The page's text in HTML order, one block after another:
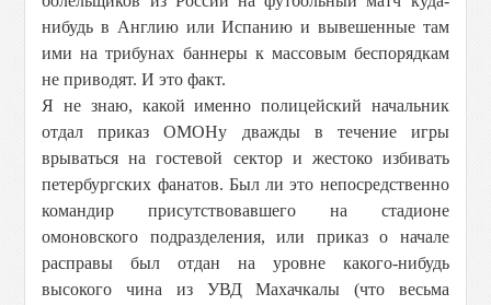
нибудь в Англию или Испанию и вывешенные там
ими на трибунах баннеры к массовым беспорядкам
не приводят. И это факт.
Я не знаю, какой именно полицейский начальник
отдал приказ ОМОНу дважды в течение игры
врываться на гостевой сектор и жестоко избивать
петербургских фанатов. Был ли это непосредственно
командир присутствовавшего на стадионе
омоновского подразделения, или приказ о начале
расправы был отдан на уровне какого-нибудь
высокого чина из УВД Махачкалы (что весьма